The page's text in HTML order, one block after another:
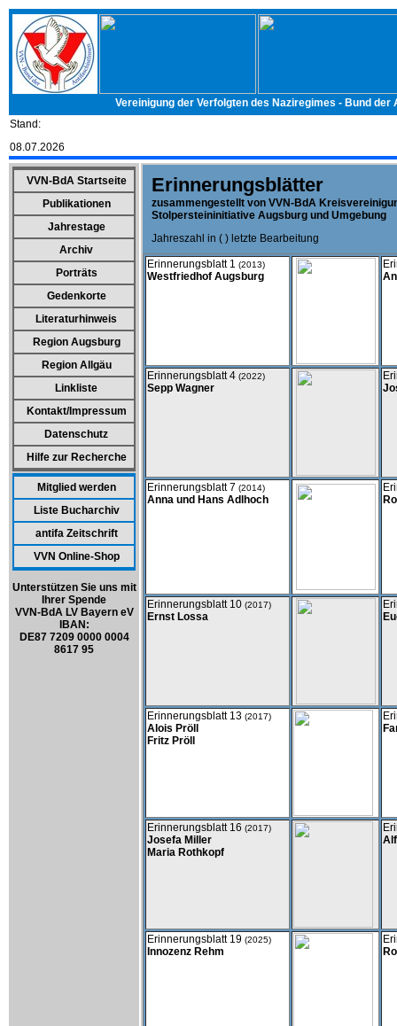
Vereinigung der Verfolgten des Naziregimes - Bund
Stand:
08.07.2026
VVN-BdA Startseite
Publikationen
Jahrestage
Archiv
Porträts
Gedenkorte
Literaturhinweis
Region Augsburg
Region Allgäu
Linkliste
Kontakt/Impressum
Datenschutz
Hilfe zur Recherche
Mitglied werden
Liste Bucharchiv
antifa Zeitschrift
VVN Online-Shop
Unterstützen Sie uns mit
Ihrer Spende
VVN-BdA LV Bayern eV
IBAN:
DE87 7209 0000 0004
8617 95
Erinnerungsblätter
zusammengestellt von VVN-BdA
Stolpersteininitiative Augsburg und Umgebung
Jahreszahl in ( ) letzte Bearbeitung
Erinnerungsblatt 1 (2013)
Westfriedhof Augsburg
Erinnerungsblatt 4 (2022)
Sepp Wagner
Erinnerungsblatt 7 (2014)
Anna und Hans Adlhoch
Erinnerungsblatt 10 (2017)
Ernst Lossa
Erinnerungsblatt 13 (2017)
Alois Pröll
Fritz Pröll
Erinnerungsblatt 16 (2017)
Josefa Miller
Maria Rothkopf
Erinnerungsblatt 19 (2025)
Innozenz Rehm